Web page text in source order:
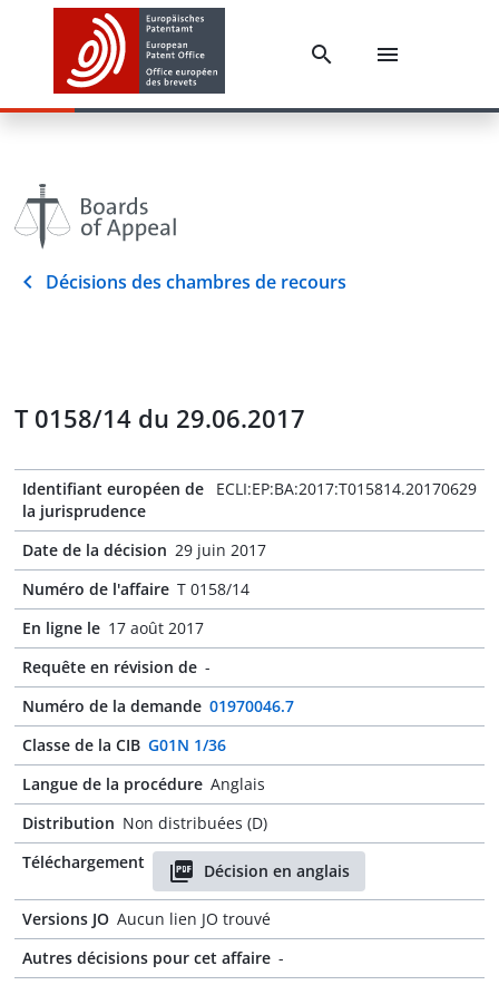
Décisions des chambres de recours
T 0158/14 du 29.06.2017
Identifiant européen de
la jurisprudence
ECLI:EP:BA:2017:T015814.20170629
Date de la décision 29 juin 2017
Numéro de l'affaire T 0158/14
En ligne le 17 août 2017
Requête en révision de -
Numéro de la demande 01970046.7
Classe de la CIB G01N 1/36
Langue de la procédure Anglais
Distribution Non distribuées (D)
Téléchargement
Décision en anglais
Versions JO Aucun lien JO trouvé
Autres décisions pour cet affaire -